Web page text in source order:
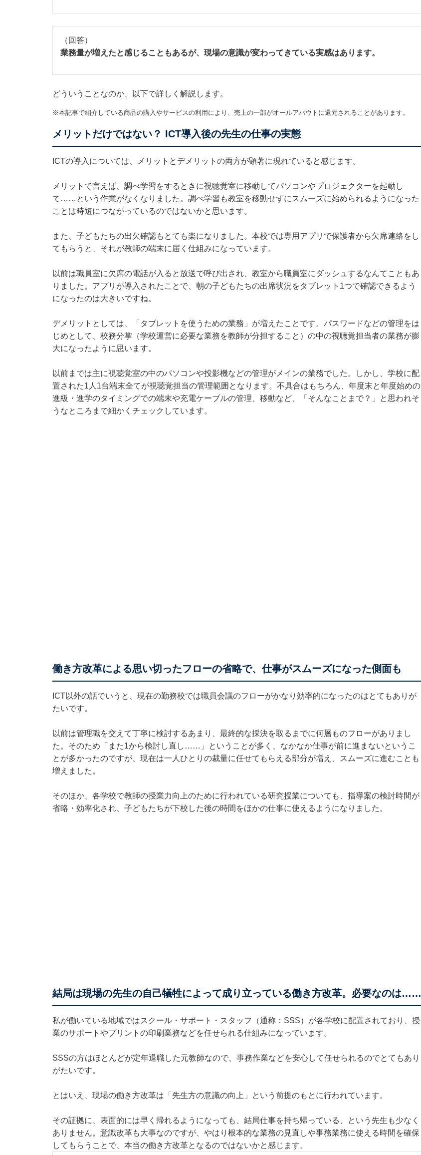
（回答）
業務量が増えたと感じることもあるが、現場の意識が変わってきている実感はあります。
どういうことなのか、以下で詳しく解説します。
※本記事で紹介している商品の購入やサービスの利用により、売上の一部がオールアバウトに還元されることがあります。
メリットだけではない？ ICT導入後の先生の仕事の実態
ICTの導入については、メリットとデメリットの両方が顕著に現れていると感じます。
メリットで言えば、調べ学習をするときに視聴覚室に移動してパソコンやプロジェクターを起動し
て……という作業がなくなりました。調べ学習も教室を移動せずにスムーズに始められるようになった
ことは時短につながっているのではないかと思います。
また、子どもたちの出欠確認もとても楽になりました。本校では専用アプリで保護者から欠席連絡をし
てもらうと、それが教師の端末に届く仕組みになっています。
以前は職員室に欠席の電話が入ると放送で呼び出され、教室から職員室にダッシュするなんてこともあ
りました。アプリが導入されたことで、朝の子どもたちの出席状況をタブレット1つで確認できるよう
になったのは大きいですね。
デメリットとしては、「タブレットを使うための業務」が増えたことです。パスワードなどの管理をは
じめとして、校務分掌（学校運営に必要な業務を教師が分担すること）の中の視聴覚担当者の業務が膨
大になったように思います。
以前までは主に視聴覚室の中のパソコンや投影機などの管理がメインの業務でした。しかし、学校に配
置された1人1台端末全てが視聴覚担当の管理範囲となります。不具合はもちろん、年度末と年度始めの
進級・進学のタイミングでの端末や充電ケーブルの管理、移動など、「そんなことまで？」と思われそ
うなところまで細かくチェックしています。
働き方改革による思い切ったフローの省略で、仕事がスムーズになった側面も
ICT以外の話でいうと、現在の勤務校では職員会議のフローがかなり効率的になったのはとてもありが
たいです。
以前は管理職を交えて丁寧に検討するあまり、最終的な採決を取るまでに何層ものフローがありまし
た。そのため「また1から検討し直し……」ということが多く、なかなか仕事が前に進まないというこ
とが多かったのですが、現在は一人ひとりの裁量に任せてもらえる部分が増え、スムーズに進むことも
増えました。
そのほか、各学校で教師の授業力向上のために行われている研究授業についても、指導案の検討時間が
省略・効率化され、子どもたちが下校した後の時間をほかの仕事に使えるようになりました。
結局は現場の先生の自己犠牲によって成り立っている働き方改革。必要なのは……
私が働いている地域ではスクール・サポート・スタッフ（通称：SSS）が各学校に配置されており、授
業のサポートやプリントの印刷業務などを任せられる仕組みになっています。
SSSの方はほとんどが定年退職した元教師なので、事務作業などを安心して任せられるのでとてもあり
がたいです。
とはいえ、現場の働き方改革は「先生方の意識の向上」という前提のもとに行われています。
その証拠に、表面的には早く帰れるようになっても、結局仕事を持ち帰っている、という先生も少なく
ありません。意識改革も大事なのですが、やはり根本的な業務の見直しや事務業務に使える時間を確保
してもらうことで、本当の働き方改革となるのではないかと感じます。